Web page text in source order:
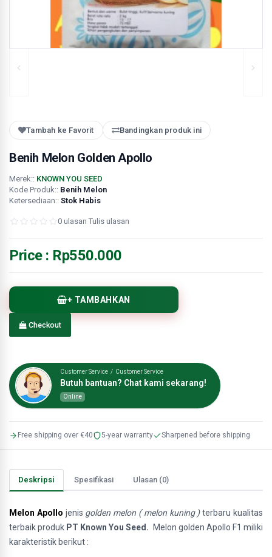
Tambah ke Favorit Bandingkan produk ini
Benih Melon Golden Apollo
Merek:: KNOWN YOU SEED
Kode Produk:: Benih Melon
Ketersediaan:: Stok Habis
0 ulasan Tulis ulasan
Price : Rp550.000
+ TAMBAHKAN
Checkout
Customer Service / Customer Service
Butuh bantuan? Chat kami sekarang!
Online
Free shipping over €40 5-year warranty Sharpened before shipping
Deskripsi Spesifikasi Ulasan (0)
Melon Apollo jenis golden melon ( melon kuning )terbaru kualitas
terbaikproduk PT Known You Seed. Melon golden Apollo F1 miliki
karakteristik berikut :